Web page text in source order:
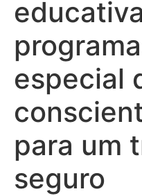
especial
para um
seguro